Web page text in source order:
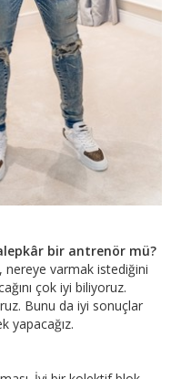
bir antrenör mü?
nereye varmak istediğini
çok iyi biliyoruz.
Bunu da iyi sonuçlar
yapacağız.